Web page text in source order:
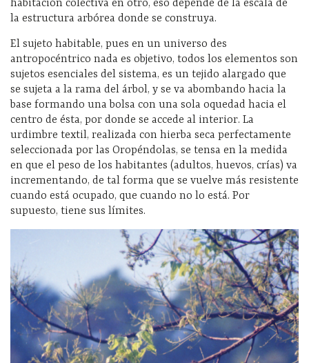
habitación colectiva en otro, eso depende de la escala de
la estructura arbórea donde se construya.
El sujeto habitable, pues en un universo des
antropocéntrico nada es objetivo, todos los elementos son
sujetos esenciales del sistema, es un tejido alargado que
se sujeta a la rama del árbol, y se va abombando hacia la
base formando una bolsa con una sola oquedad hacia el
centro de ésta, por donde se accede al interior. La
urdimbre textil, realizada con hierba seca perfectamente
seleccionada por las Oropéndolas, se tensa en la medida
en que el peso de los habitantes (adultos, huevos, crías) va
incrementando, de tal forma que se vuelve más resistente
cuando está ocupado, que cuando no lo está. Por
supuesto, tiene sus límites.